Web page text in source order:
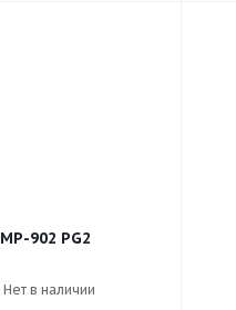
MP-902 PG2
Нет в наличии